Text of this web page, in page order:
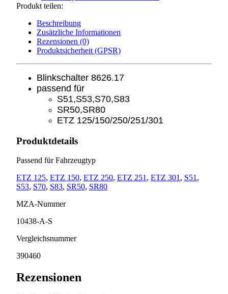
Produkt teilen:
Beschreibung
Zusätzliche Informationen
Rezensionen (0)
Produktsicherheit (GPSR)
Blinkschalter 8626.17
passend für
S51,S53,S70,S83
SR50,SR80
ETZ 125/150/250/251/301
Produktdetails
Passend für Fahrzeugtyp
ETZ 125, ETZ 150, ETZ 250, ETZ 251 , ETZ 301 , S51 ,
S53, S70, S83, SR50, SR80
MZA-Nummer
10438-A-S
Vergleichsnummer
390460
Rezensionen